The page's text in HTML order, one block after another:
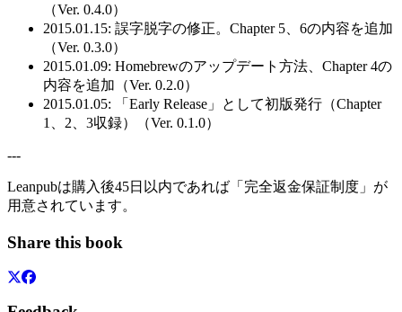
（Ver. 0.4.0）
2015.01.15: 誤字脱字の修正。Chapter 5、6の内容を追加
（Ver. 0.3.0）
2015.01.09: Homebrewのアップデート方法、Chapter 4の
内容を追加（Ver. 0.2.0）
2015.01.05: 「Early Release」として初版発行（Chapter
1、2、3収録）（Ver. 0.1.0）
---
Leanpubは購入後45日以内であれば「完全返金保証制度」が
用意されています。
Share this book